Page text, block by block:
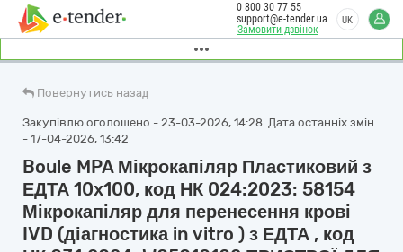
Замовити дзвінок
0 800 30 77 55
support@e-tender.ua
UK
Повернутись назад
Закупівлю оголошено - 23-03-2026, 14:28. Дата останніх змін
- 17-04-2026, 13:42
Boule MPA Мікрокапіляр Пластиковий з
ЕДТА 10х100, код НК 024:2023: 58154
Мікрокапіляр для перенесення крові
IVD (діагностика in vitro ) з ЕДТА , код